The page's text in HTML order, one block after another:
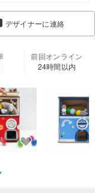
デザイナーに連絡
前回オンライン
24時間以内